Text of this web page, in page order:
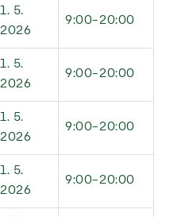
1. 5.
2026
9:00–20:00
1. 5.
2026
9:00–20:00
1. 5.
2026
9:00–20:00
1. 5.
2026
9:00–20:00